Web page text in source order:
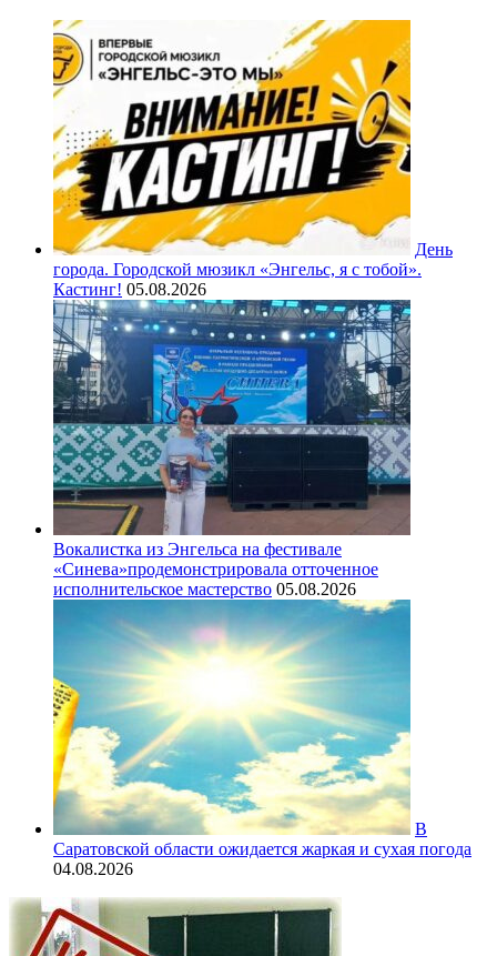
День
города. Городской мюзикл «Энгельс, я с тобой».
Кастинг! 05.08.2026
Вокалистка из Энгельса на фестивале
«Синева»продемонстрировала отточенное
исполнительское мастерство 05.08.2026
В
Саратовской области ожидается жаркая и сухая погода
04.08.2026